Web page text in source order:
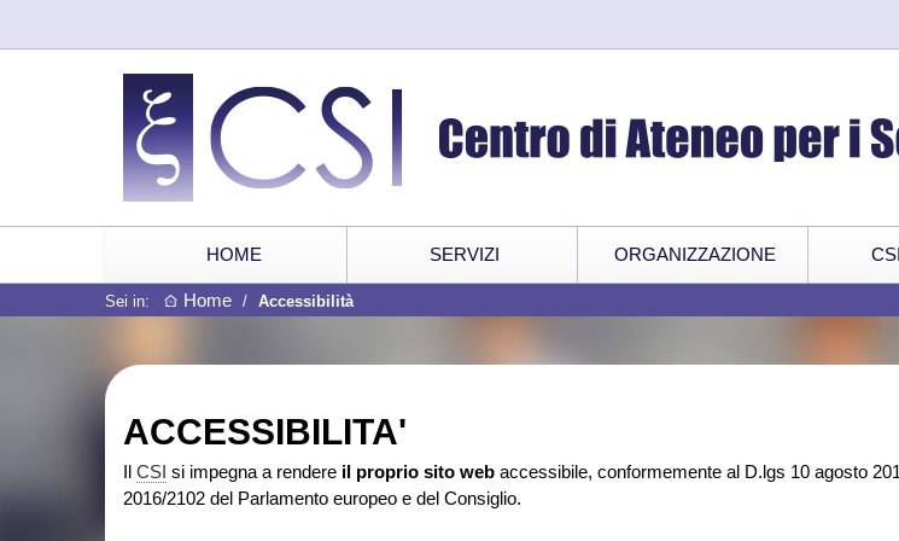
HOME SERVIZI ORGANIZZAZIONE
Sei in: Home / Accessibilità
ACCESSIBILITA'
Il CSI si impegna a rendere il proprio sito web accessibile, conformemente al D.lgs 10 agosto
2016/2102 del Parlamento europeo e del Consiglio.